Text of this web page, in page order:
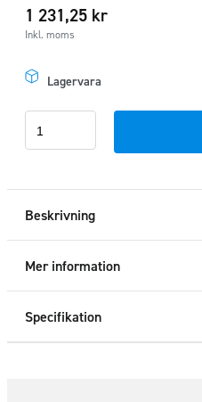
1 231,25 kr
Inkl. moms
Lagervara
Vit
mängd
Beskrivning
Mer information
Specifikation